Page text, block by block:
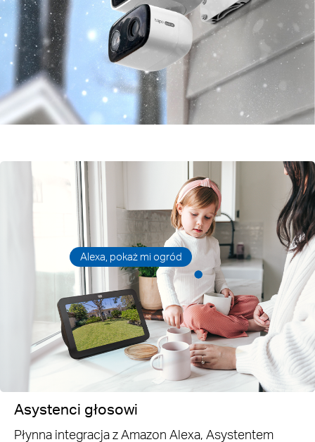
Alexa, pokaż mi ogród
Asystenci głosowi
Płynna integracja z Amazon Alexa, Asystentem